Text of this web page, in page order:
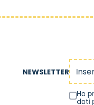
NEWSLETTER
Ho
dati